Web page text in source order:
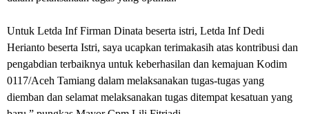
Untuk Letda Inf Firman Dinata beserta istri, Letda Inf Dedi
Herianto beserta Istri, saya ucapkan terimakasih atas kontribusi dan
pengabdian terbaiknya untuk keberhasilan dan kemajuan Kodim
0117/Aceh Tamiang dalam melaksanakan tugas-tugas yang
diemban dan selamat melaksanakan tugas ditempat kesatuan yang